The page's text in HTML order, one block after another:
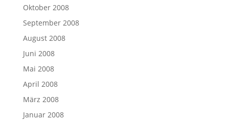
Oktober 2008
September 2008
August 2008
Juni 2008
Mai 2008
April 2008
März 2008
Januar 2008